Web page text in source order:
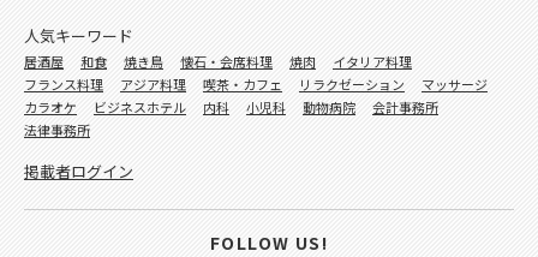
人気キーワード
居酒屋 和食 焼き鳥 懐石・会席料理 焼肉
イタリア料理
フランス料理
アジア料理 喫茶・カフェ リラクゼーション
マッサージ
カラオケ
ビジネスホテル 内科 小児科 動物病院
会計事務所
法律事務所
掲載者ログイン
FOLLOW US!